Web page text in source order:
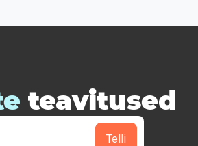
teavitused
Telli